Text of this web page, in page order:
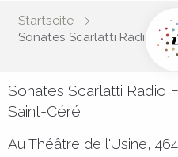
Startseite
Sonates Scarlatti Radio
Sonates Scarlatti Radio
Saint-Céré
Au Théâtre de l'Usine,